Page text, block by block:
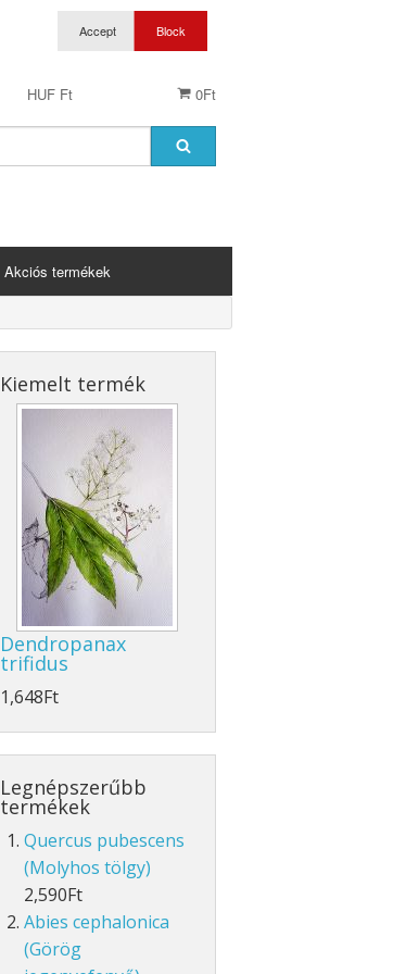
0Ft
HUF Ft
Akciós termékek
Kiemelt termék
Dendropanax
trifidus
1,648Ft
Legnépszerűbb
termékek
Quercus pubescens
(Molyhos tölgy)
2,590Ft
Abies cephalonica
(Görög